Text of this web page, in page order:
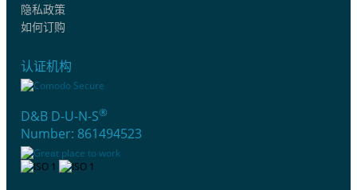
隐私政策
如何订购
认证机构
D&B D-U-N-S®
Number: 861494523